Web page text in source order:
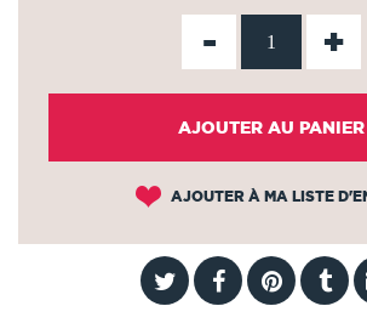
- +
AJOUTER AU PANIER
AJOUTER À MA LISTE